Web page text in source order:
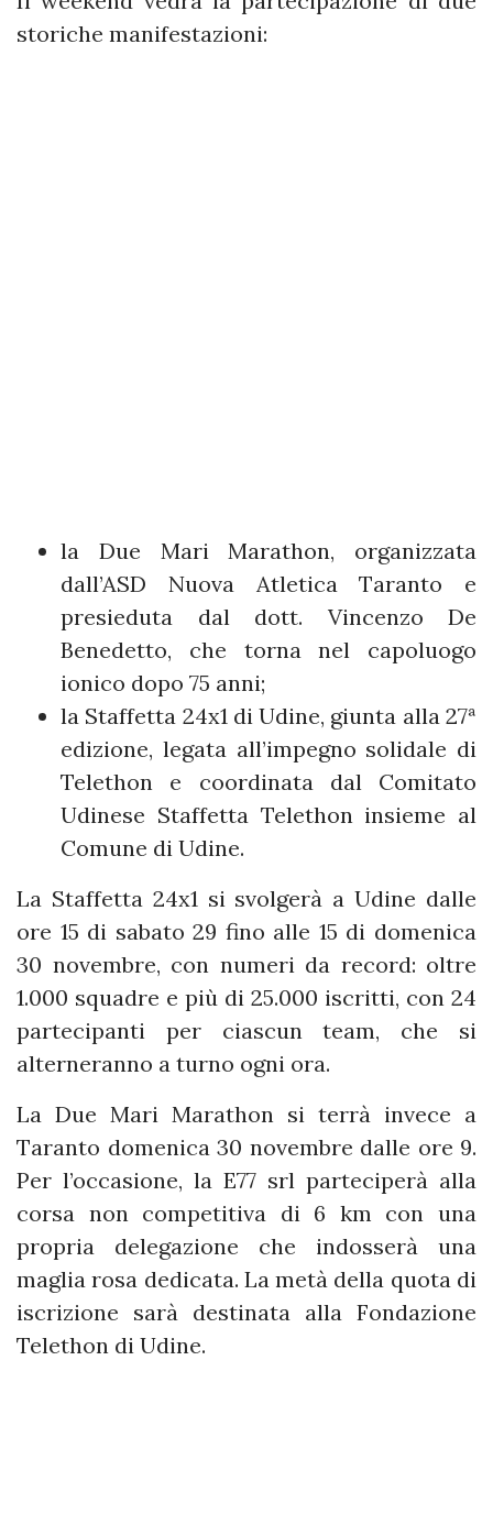
storiche manifestazioni:
la Due Mari Marathon, organizzata
dall’ASD Nuova Atletica Taranto e
presieduta dal dott. Vincenzo De
Benedetto, che torna nel capoluogo
ionico dopo 75 anni;
la Staffetta 24x1 di Udine, giunta alla 27ª
edizione, legata all’impegno solidale di
Telethon e coordinata dal Comitato
Udinese Staffetta Telethon insieme al
Comune di Udine.
La Staffetta 24x1 si svolgerà a Udine dalle
ore 15 di sabato 29 fino alle 15 di domenica
30 novembre, con numeri da record: oltre
1.000 squadre e più di 25.000 iscritti, con 24
partecipanti per ciascun team, che si
alterneranno a turno ogni ora.
La Due Mari Marathon si terrà invece a
Taranto domenica 30 novembre dalle ore 9.
Per l’occasione, la E77 srl parteciperà alla
corsa non competitiva di 6 km con una
propria delegazione che indosserà una
maglia rosa dedicata. La metà della quota di
iscrizione sarà destinata alla Fondazione
Telethon di Udine.